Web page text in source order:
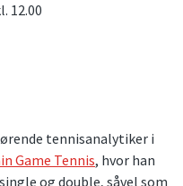
12.00
tennisanalytiker i
Game Tennis, hvor han
og double, såvel som